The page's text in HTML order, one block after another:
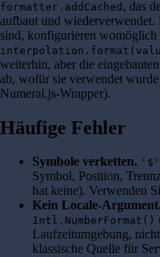
formatter.addCached , das
aufbaut und
sind, konfigurieren
weiterhin, aber die
ab, wofür sie verwendet
Numeral.js-Wrapper).
Häufige Fehler
Symbole verketten. '$'
Symbol, Position,
hat keine). Verwenden
Kein Locale-Argument.
Intl.NumberFormat()
Laufzeitumgebung,
klassische Quelle für